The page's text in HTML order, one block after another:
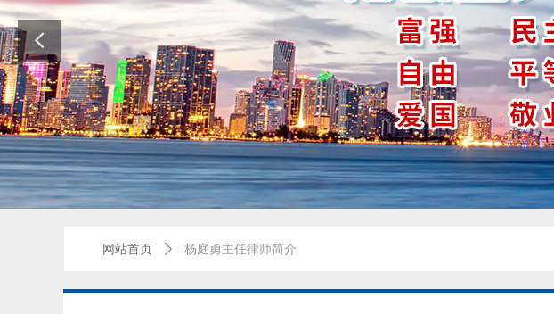
网站首页 ꄲ 杨庭勇主任律师简介